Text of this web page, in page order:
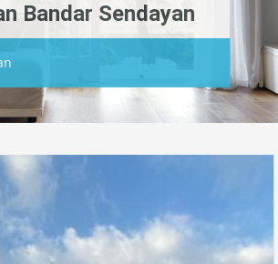
Bandar Sendayan